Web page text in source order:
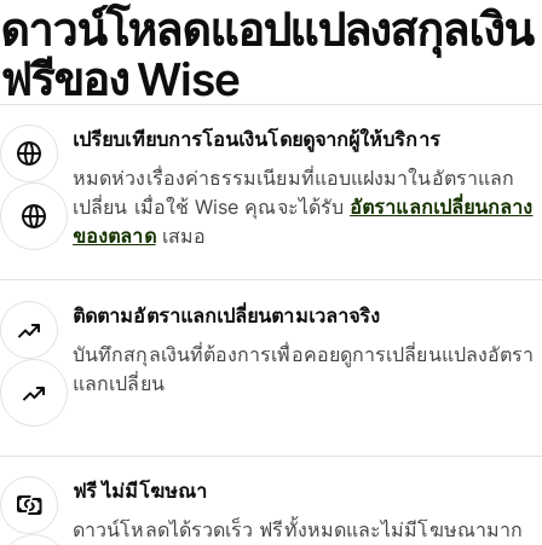
ดาวน์โหลดแอปแปลงสกุลเงิน
ฟรีของ Wise
เปรียบเทียบการโอนเงินโดยดูจากผู้ให้บริการ
หมดห่วงเรื่องค่าธรรมเนียมที่แอบแฝงมาในอัตราแลก
เปลี่ยน เมื่อใช้ Wise คุณจะได้รับ อัตราแลกเปลี่ยนกลาง
ของตลาดเสมอ
ติดตามอัตราแลกเปลี่ยนตามเวลาจริง
บันทึกสกุลเงินที่ต้องการเพื่อคอยดูการเปลี่ยนแปลงอัตรา
แลกเปลี่ยน
ฟรี ไม่มีโฆษณา
ดาวน์โหลดได้รวดเร็ว ฟรีทั้งหมดและไม่มีโฆษณามาก